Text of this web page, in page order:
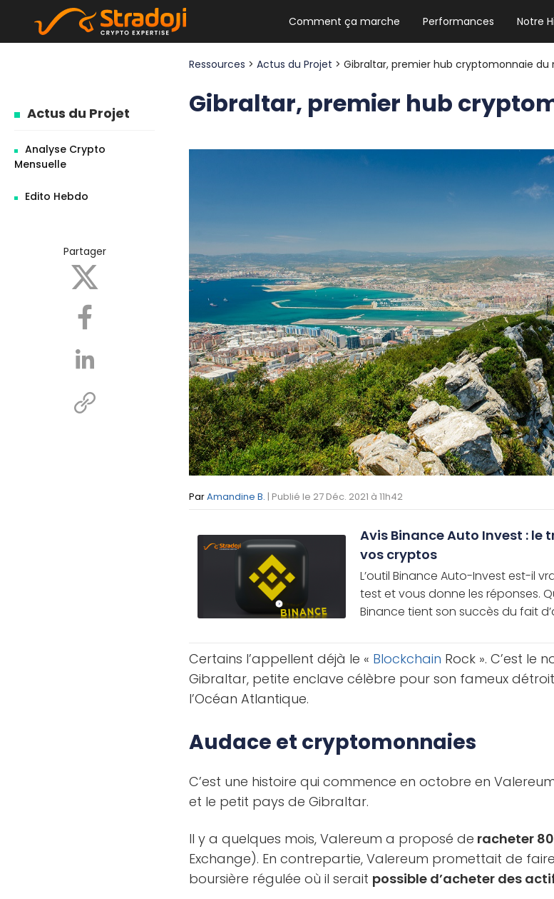
Comment ça marche Performances Notre
NEWSLETTER HEBDO
Les news crypto dont
Le guide ultime pour
cryptomonnaies
Actus du Projet
Analyse Crypto
Mensuelle
Edito Hebdo
Partager
Ressources >Actus du Projet > Gibraltar, premier hub cryptomonnaie du
Gibraltar, premier hub
ParAmandine B. | Publié le 27 Déc. 2021 à 11h42
Avis Binance Auto Invest :
vos cryptos
L’outil Binance Auto-Invest est-il
test et vous donne les réponses.
Binance tient son succès du fait
Certains l’appellent déjà le « Blockchain Rock ». C’est le
Gibraltar, petite enclave célèbre pour son fameux
l’Océan Atlantique.
Audace et cryptomonnaies
C’est une histoire qui commence en octobre en
et le petit pays de Gibraltar.
Il y a quelques mois, Valereum a proposé de racheter
Exchange). En contrepartie, Valereum promettait de
boursière régulée où il serait possible d’acheter des